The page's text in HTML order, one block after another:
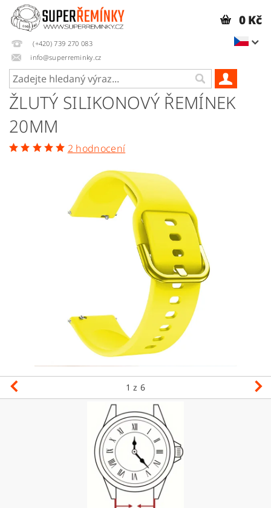
(+420) 739 270 083
info@superreminky.cz
0 Kč
ŽLUTÝ SILIKONOVÝ ŘEMÍNEK
20MM
2 hodnocení
1 z 6